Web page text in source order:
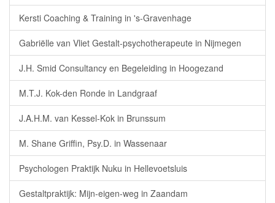
Kersti Coaching & Training in 's-Gravenhage
Gabriëlle van Vliet Gestalt-psychotherapeute in Nijmegen
J.H. Smid Consultancy en Begeleiding in Hoogezand
M.T.J. Kok-den Ronde in Landgraaf
J.A.H.M. van Kessel-Kok in Brunssum
M. Shane Griffin, Psy.D. in Wassenaar
Psychologen Praktijk Nuku in Hellevoetsluis
Gestaltpraktijk: Mijn-eigen-weg in Zaandam